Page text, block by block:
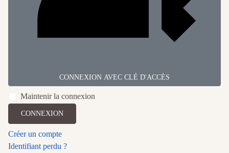
CONNEXION AVEC CLÉ D'ACCÈS
Maintenir la connexion
CONNEXION
Créer un compte
Identifiant perdu ?